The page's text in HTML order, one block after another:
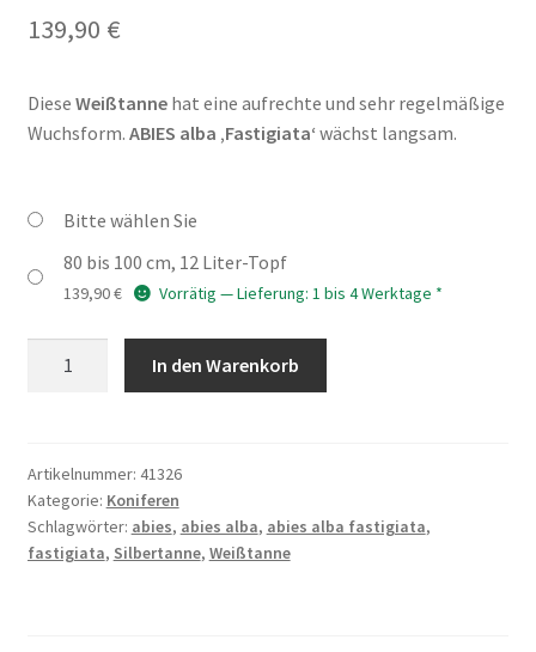
139,90 €
Diese Weißtannehat eine aufrechte und sehr regelmäßige
Wuchsform. ABIES alba ‚Fastigiata‘ wächst langsam.
Bitte wählen Sie
80 bis 100 cm, 12 Liter-Topf
139,90€ Vorrätig — Lieferung: 1 bis 4 Werktage *
In den Warenkorb
Artikelnummer: 41326
Kategorie: Koniferen
Schlagwörter: abies, abies alba, abies alba fastigiata,
fastigiata, Silbertanne, Weißtanne